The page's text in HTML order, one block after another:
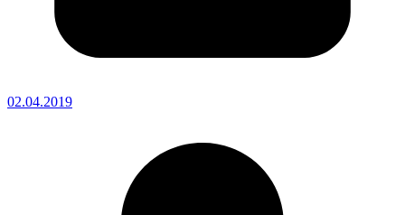
02.04.2019